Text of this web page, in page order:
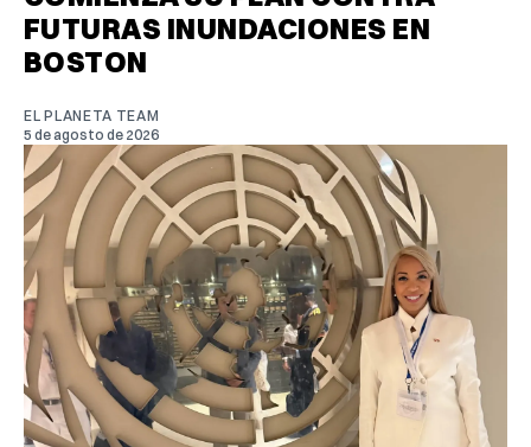
FUTURAS INUNDACIONES EN
BOSTON
EL PLANETA TEAM
5 de agosto de 2026